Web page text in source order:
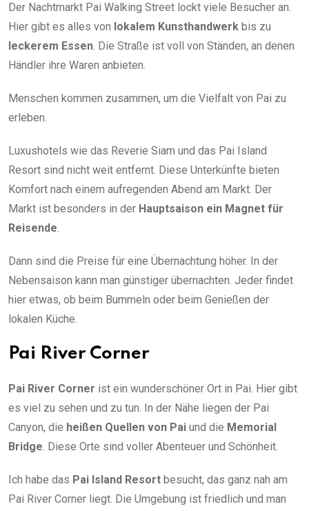
Der Nachtmarkt Pai Walking Street lockt viele Besucher an.
Hier gibt es alles von lokalem Kunsthandwerk bis zu
leckerem Essen. Die Straße ist voll von Ständen, an denen
Händler ihre Waren anbieten.
Menschen kommen zusammen, um die Vielfalt von Pai zu
erleben.
Luxushotels wie das Reverie Siam und das Pai Island
Resort sind nicht weit entfernt. Diese Unterkünfte bieten
Komfort nach einem aufregenden Abend am Markt. Der
Markt ist besonders in der Hauptsaison ein Magnet für
Reisende.
Dann sind die Preise für eine Übernachtung höher. In der
Nebensaison kann man günstiger übernachten. Jeder findet
hier etwas, ob beim Bummeln oder beim Genießen der
lokalen Küche.
Pai River Corner
Pai River Corner ist ein wunderschöner Ort in Pai. Hier gibt
es viel zu sehen und zu tun. In der Nähe liegen der Pai
Canyon, die heißen Quellen von Pai und die Memorial
Bridge. Diese Orte sind voller Abenteuer und Schönheit.
Ich habe das Pai Island Resort besucht, das ganz nah am
Pai River Corner liegt. Die Umgebung ist friedlich und man